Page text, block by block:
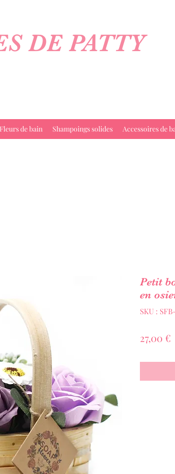
DE PATTY
Fleurs de bain Shampoings solides Accessoires de
Petit
en
SKU :
27,00 €